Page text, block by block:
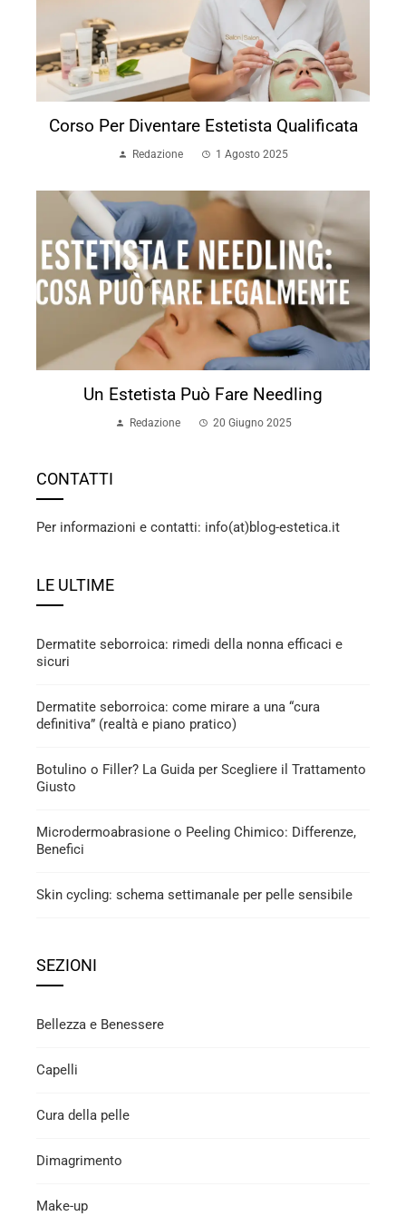
Corso Per Diventare Estetista Qualificata
Redazione 1 Agosto 2025
Un Estetista Può Fare Needling
Redazione 20 Giugno 2025
CONTATTI
Per informazioni e contatti: info(at)blog-estetica.it
LE ULTIME
Dermatite seborroica: rimedi della nonna efficaci e
sicuri
Dermatite seborroica: come mirare a una “cura
definitiva” (realtà e piano pratico)
Botulino o Filler? La Guida per Scegliere il Trattamento
Giusto
Microdermoabrasione o Peeling Chimico: Differenze,
Benefici
Skin cycling: schema settimanale per pelle sensibile
SEZIONI
Bellezza e Benessere
Capelli
Cura della pelle
Dimagrimento
Make-up